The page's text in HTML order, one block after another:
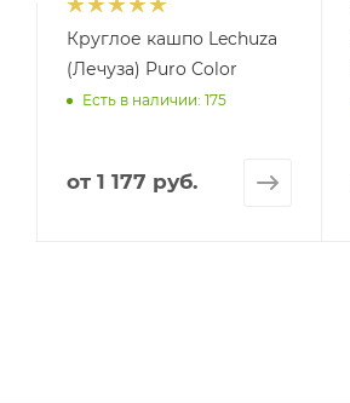
Круглое кашпо Lechuza
(Лечуза) Puro Color
Есть в наличии: 175
от 1 177 руб.